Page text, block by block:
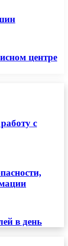
центре
с
в день